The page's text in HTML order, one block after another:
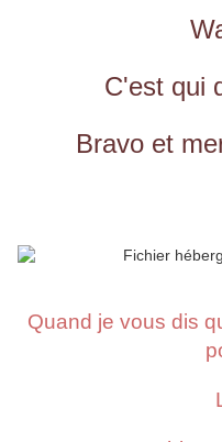
C'est qui
Bravo et
Quand je vous dis